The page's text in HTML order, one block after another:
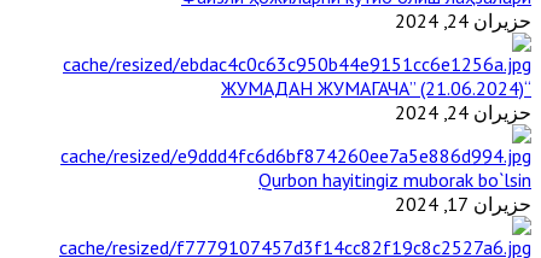
حزيران 24, 2024
“ЖУМАДАН ЖУМАГАЧА” (21.06.2024)
حزيران 24, 2024
Qurbon hayitingiz muborak bo`lsin
حزيران 17, 2024